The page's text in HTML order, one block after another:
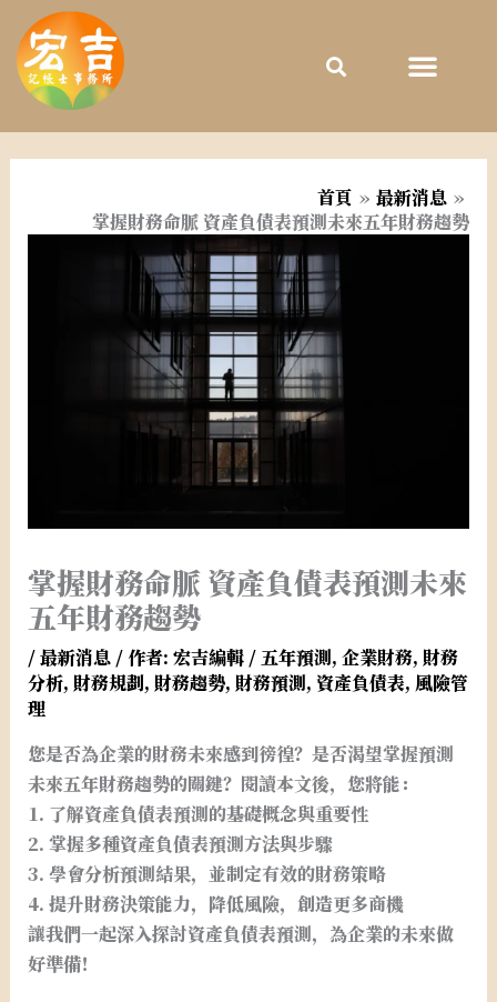
內
容
首頁
最新消息
掌握財務命脈 資產負債表預測未來五年財務趨勢
掌握財務命脈 資產負債表預測未來
五年財務趨勢
/最新消息/ 作者: 宏吉編輯 / 五年預測, 企業財務, 財務
分析, 財務規劃, 財務趨勢, 財務預測, 資產負債表, 風險管
理
您是否為企業的財務未來感到徬徨？是否渴望掌握預測
未來五年財務趨勢的關鍵？閱讀本文後，您將能：
1. 了解資產負債表預測的基礎概念與重要性
2. 掌握多種資產負債表預測方法與步驟
3. 學會分析預測結果，並制定有效的財務策略
4. 提升財務決策能力，降低風險，創造更多商機
讓我們一起深入探討資產負債表預測，為企業的未來做
好準備！